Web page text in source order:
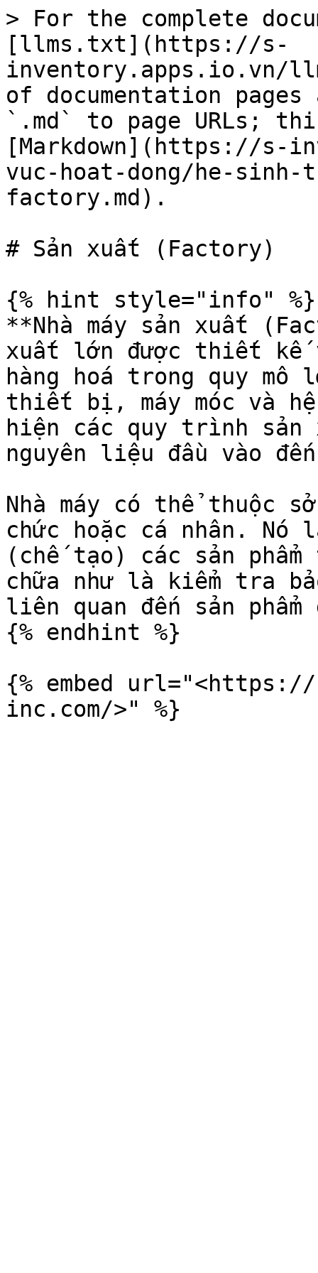
> For the complete
[llms.txt](https://s-
inventory.apps.io.vn/
of documentation
`.md` to page URLs;
[Markdown](https://s-
vuc-hoat-dong/he-
factory.md).
# Sản xuất (Factory)
{% hint style="info" %}
**Nhà máy sản xuất
xuất lớn được thiết kế
hàng hoá trong quy
thiết bị, máy móc và
hiện các quy trình
nguyên liệu đầu vào
Nhà máy có thể thuộc
chức hoặc cá nhân.
(chế tạo) các sản
chữa như là kiểm tra
liên quan đến sản phẩm
{% endhint %}
{% embed